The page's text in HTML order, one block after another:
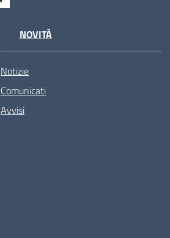
NOVITÀ
Notizie
Comunicati
Avvisi